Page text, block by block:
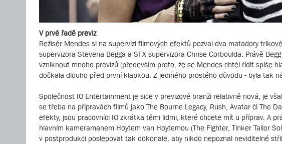
V prvé řadě previz
Režisér Mendes si na supervizi filmových efektů pozval dva matadory
supervizora Stevena Begga a SFX supervizora Chrise Corboulda. Právě
vzniknout mnoho previzů (především proto, že se Mendes chtěl řídit spíše
dočkala dlouho před první klapkou. Z jediného prostého důvodu - byla tak
Společnost IO Entertainment je sice v previzové branži relativně nová, je
se třeba na přípravách filmů jako The Bourne Legacy, Rush, Avatar či The
efekty, jsou pracovníci IO zkrátka těmi lidmi, které chcete mít u příprav. A
hlavním kameramanem Hoytem van Hoytemou (The Fighter, Tinker Tailor
v postprodukci poslepovat tak dokonale, aby nikdo nepoznal neviditelné